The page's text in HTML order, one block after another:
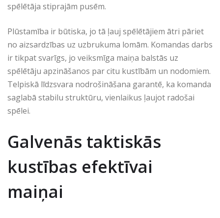
spēlētāja stiprajām pusēm.
Plūstamība ir būtiska, jo tā ļauj spēlētājiem ātri pāriet
no aizsardzības uz uzbrukuma lomām. Komandas darbs
ir tikpat svarīgs, jo veiksmīga maiņa balstās uz
spēlētāju apzināšanos par citu kustībām un nodomiem.
Telpiskā līdzsvara nodrošināšana garantē, ka komanda
saglabā stabilu struktūru, vienlaikus ļaujot radošai
spēlei.
Galvenās taktiskās
kustības efektīvai
maiņai